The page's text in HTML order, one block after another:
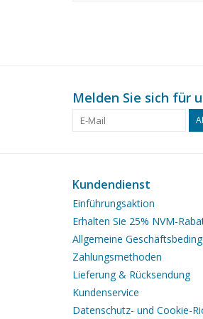
Melden Sie sich für
Kundendienst
Einführungsaktion
Erhalten Sie 25% NVM-
Allgemeine
Zahlungsmethoden
Lieferung & Rücksendung
Kundenservice
Datenschutz- und Cookie-